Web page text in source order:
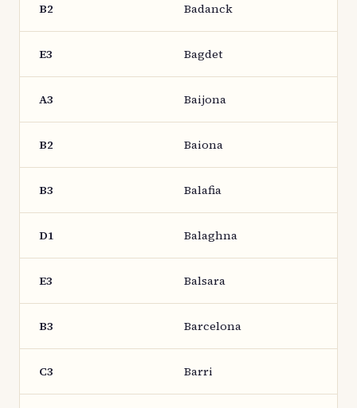
B2 Badanck
E3 Bagdet
A3 Baijona
B2 Baiona
B3 Balafia
D1 Balaghna
E3 Balsara
B3 Barcelona
C3 Barri